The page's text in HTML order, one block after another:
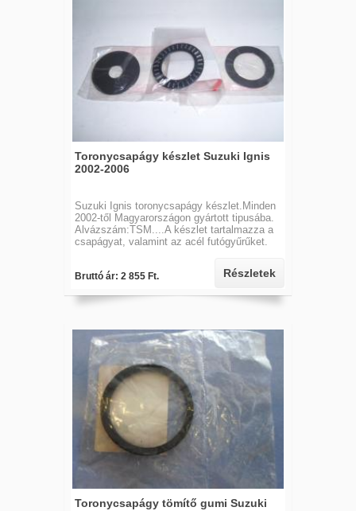
Toronycsapágy készlet Suzuki Ignis
2002-2006
Suzuki Ignis toronycsapágy készlet.Minden
2002-től Magyarországon gyártott tipusába.
Alvázszám:TSM....A készlet tartalmazza a
csapágyat, valamint az acél futógyűrűket.
Bruttó ár: 2 855 Ft. Részletek
Toronycsapágy tömítő gumi Suzuki